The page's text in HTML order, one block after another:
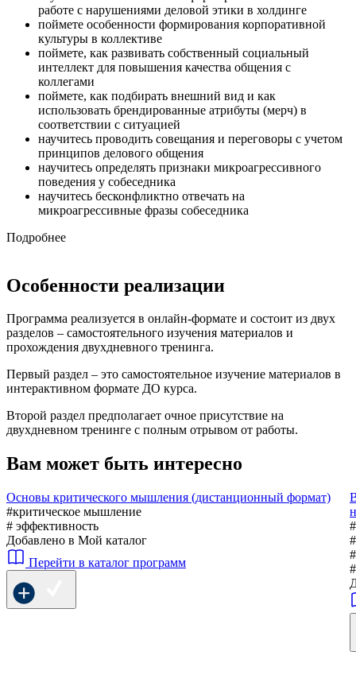
работе с нарушениями деловой этики в холдинге
поймете особенности формирования корпоративной
культуры в коллективе
поймете, как развивать собственный социальный
интеллект для повышения качества общения с
коллегами
поймете, как подбирать внешний вид и как
использовать брендированные атрибуты (мерч) в
соответствии с ситуацией
научитесь проводить совещания и переговоры с учетом
принципов делового общения
научитесь определять признаки микроагрессивного
поведения у собеседника
научитесь бесконфликтно отвечать на
микроагрессивные фразы собеседника
Подробнее
Особенности реализации
Программа реализуется в онлайн-формате и состоит из двух
разделов – самостоятельного изучения материалов и
прохождения двухдневного тренинга.
Первый раздел – это самостоятельное изучение материалов в
интерактивном формате ДО курса.
Второй раздел предполагает очное присутствие на
двухдневном тренинге с полным отрывом от работы.
Вам может быть интересно
Основы критического мышления (дистанционный формат)
#критическое мышление
# эффективность
Добавлено в Мой каталог
Перейти в каталог программ